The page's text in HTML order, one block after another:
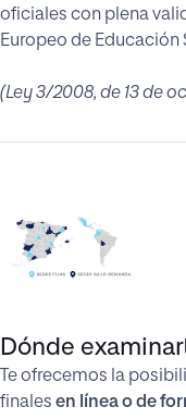
oficiales con plena
Europeo de Educación
(Ley 3/2008, de 13 de
Dónde
Te ofrecemos la
finales en línea o de